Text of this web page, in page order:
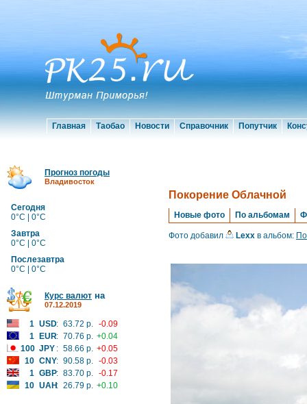
Главная Таобао Новости Справочник Попутчик
Прогноз погоды
Владивосток
Сегодня
0°C | 0°C
Завтра
0°C | 0°C
Послезавтра
0°C | 0°C
Курс валют на
07.12.2019
1 USD: 63.72 р. -0.09
1
EUR: 70.76 р. +0.04
100 JPY : 58.66 р. +0.05
10 CNY: 90.58 р. -0.03
1 GBP: 83.70 р. -0.17
10 UAH: 26.79 р. +0.10
Покорение Облачной
Новые фото По альбомам
Фото добавил Lexx в альбом: